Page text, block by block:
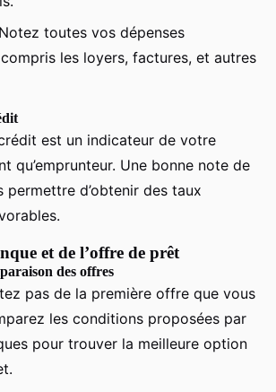
toutes vos dépenses
les loyers, factures, et autres
est un indicateur de votre
qu’emprunteur. Une bonne note de
d’obtenir des taux
et de l’offre de prêt
des offres
pas de la première offre que vous
les conditions proposées par
pour trouver la meilleure option